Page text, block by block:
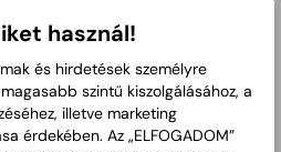
használ!
és hirdetések személyre
szintű kiszolgálásához, a
illetve marketing
érdekében. Az „ELFOGADOM”